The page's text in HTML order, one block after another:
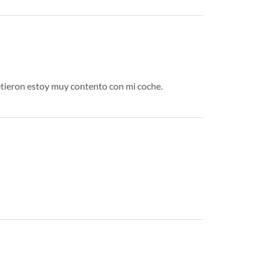
estoy muy contento con mi coche.